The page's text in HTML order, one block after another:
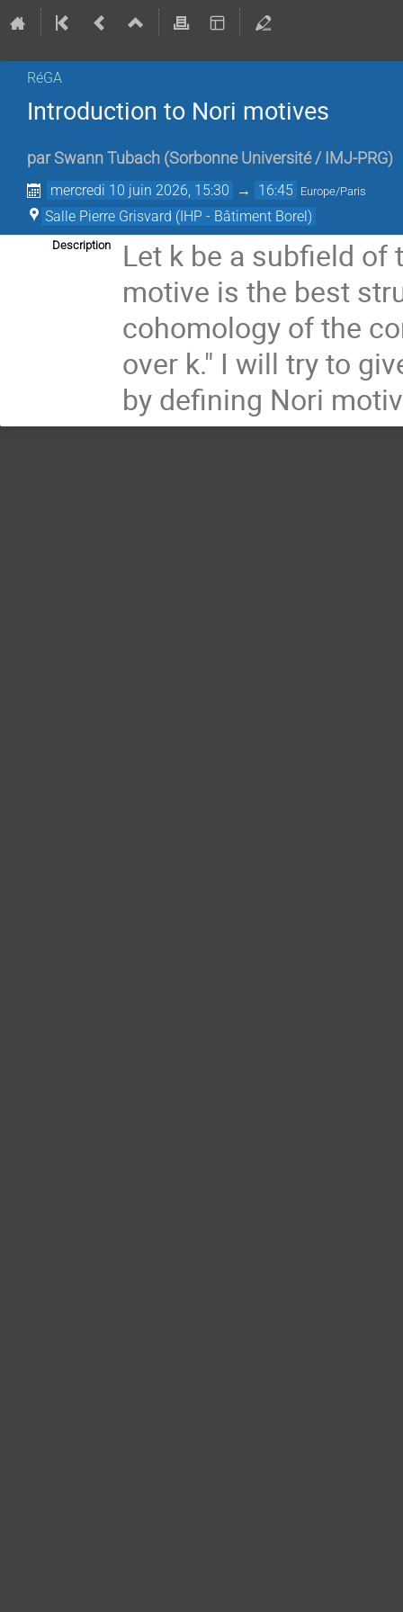
RéGA
Introduction to Nori motives
par Swann Tubach (Sorbonne Université / IMJ-PRG)
mercredi 10 juin 2026, 15:30 → 16:45 Europe/Paris
Salle Pierre Grisvard (IHP - Bâtiment Borel)
Description
Let k be a subfield of
motive is the best
cohomology of the
over k." I will try to
by defining Nori